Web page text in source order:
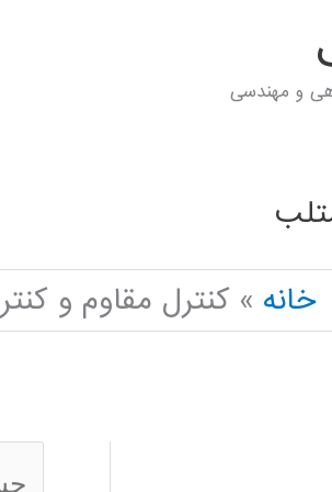
و مهندسی
خانه
کنترل مقاوم و